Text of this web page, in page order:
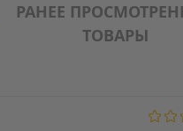
РАНЕЕ
ТОВАРЫ